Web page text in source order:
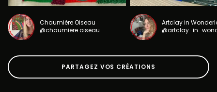
Chaumière Oiseau
@chaumiere.oiseau
Artclay in
PARTAGEZ VOS CRÉATIONS